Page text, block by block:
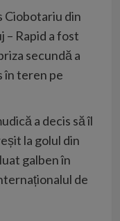
Ciobotariu din
– Rapid a fost
secundă a
în teren pe
a decis să îl
la golul din
galben în
de